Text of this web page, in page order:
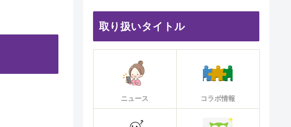
取り扱いタイトル
ニュース コラボ情報